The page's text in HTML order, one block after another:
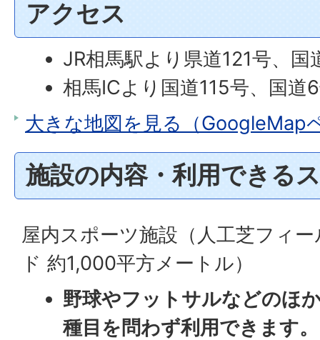
アクセス
JR相馬駅より県道121号、国
相馬ICより国道115号、国道
大きな地図を見る（GoogleMap
施設の内容・利用できる
屋内スポーツ施設（人工芝フィー
ド 約1,000平方メートル）
野球やフットサルなどのほ
種目を問わず利用できます。